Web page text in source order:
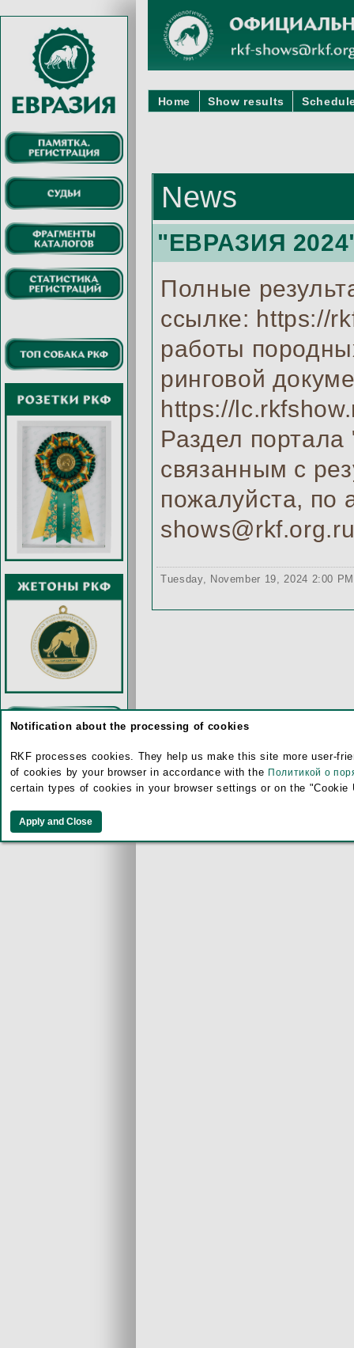
Home Show results
News
"ЕВРАЗИЯ
Полные
ссылке: https://
работы
ринговой
https://
Раздел
связанным с
пожалуйста, по
Tuesday, November 19, 2024 2:00 PM
Notification about the processing of cookies
RKF processes cookies. They help us make this site more user-
of cookies by your browser in accordance with the Политикой о
certain types of cookies in your browser settings or on the "Cookie